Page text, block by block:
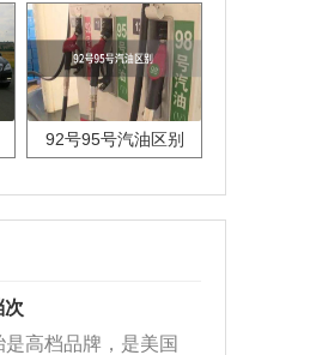
92号95号汽油区别
次
高档品牌，是美国